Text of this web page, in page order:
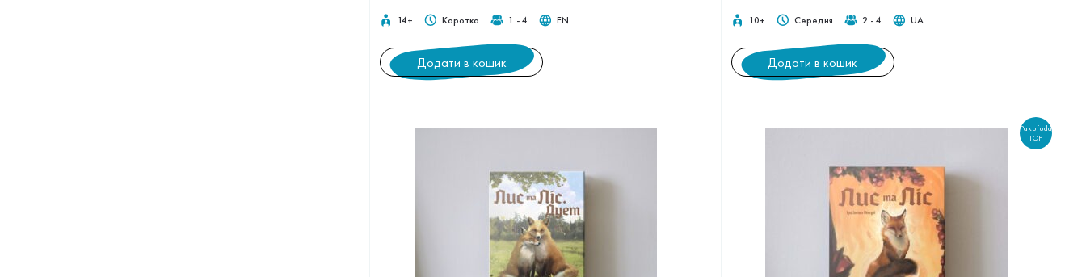
14+ Коротка 1 - 4 EN
Додати в кошик
10+ Середня 2 - 4 UA
Додати в кошик
Pakufuda
TOP